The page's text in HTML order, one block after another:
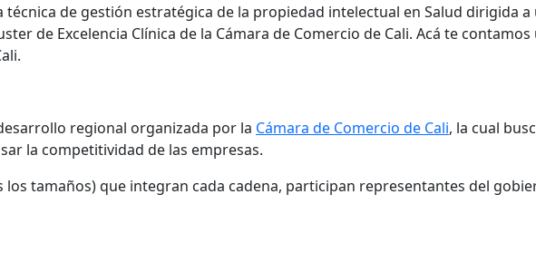
técnica de gestión estratégica de la propiedad intelectual en Salud dirigida
de Excelencia Clínica de la Cámara de Comercio de Cali. Acá te
regional organizada por la Cámara de Comercio de Cali, la cual
la competitividad de las empresas.
los tamaños) que integran cada cadena, participan representantes del